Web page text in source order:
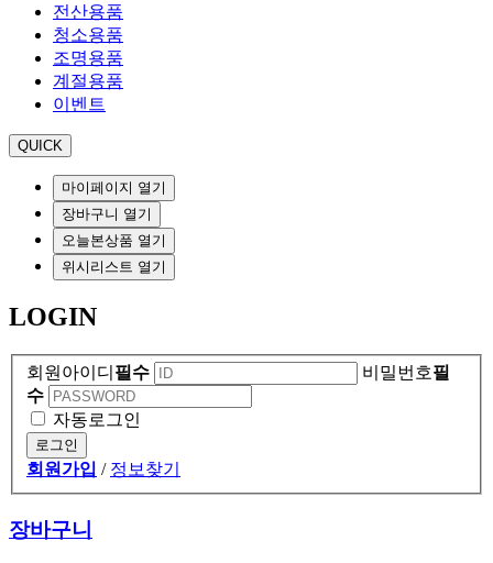
전산용품
청소용품
조명용품
계절용품
이벤트
QUICK
마이페이지 열기
장바구니 열기
오늘본상품 열기
위시리스트 열기
LOGIN
회원아이디 필수 비밀번호필
수
자동로그인
로그인
회원가입 / 정보찾기
장바구니